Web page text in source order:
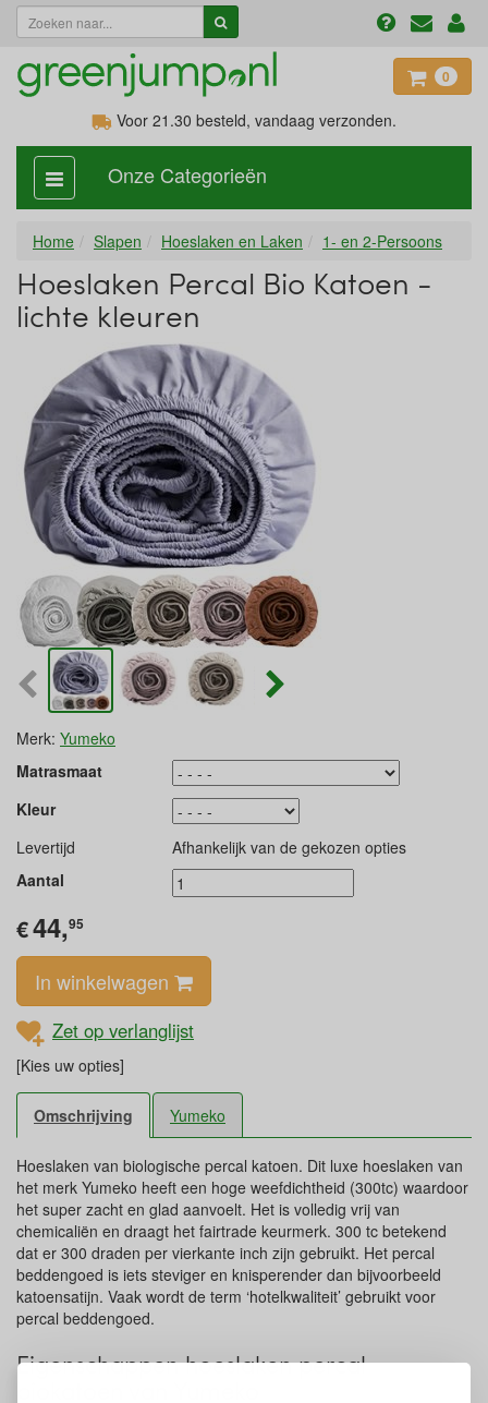
0
Voor 21.30 besteld, vandaag verzonden.
categorie
aan,
Onze Categorieën
Home Slapen Hoeslaken en Laken 1- en 2-Persoons
Hoeslaken Percal Bio Katoen -
lichte kleuren
Merk: Yumeko
Matrasmaat
Kleur
Levertijd
Afhankelijk van de gekozen opties
Aantal
€44,95
In winkelwagen
Zet op verlanglijst
[Kies uw opties]
Omschrijving Yumeko
Hoeslaken van biologische percal katoen. Dit luxe hoeslaken van
het merk Yumeko heeft een hoge weefdichtheid (300tc) waardoor
het super zacht en glad aanvoelt. Het is volledig vrij van
chemicaliën en draagt het fairtrade keurmerk. 300 tc betekend
dat er 300 draden per vierkante inch zijn gebruikt. Het percal
beddengoed is iets steviger en knisperender dan bijvoorbeeld
katoensatijn. Vaak wordt de term ‘hotelkwaliteit’ gebruikt voor
percal beddengoed.
Eigenschappen hoeslaken percal